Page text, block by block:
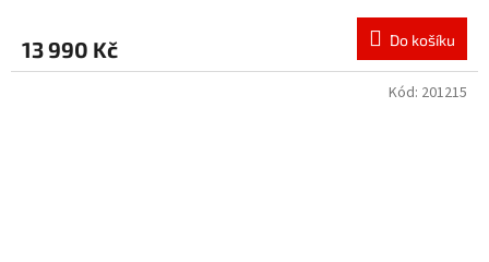
13 990 Kč Do košíku
Kód: 201215